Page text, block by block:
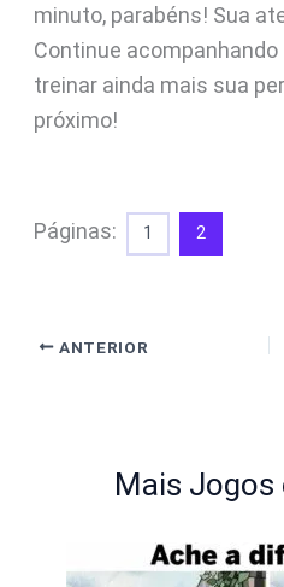
minuto, parabéns! Sua
Continue
treinar ainda mais sua
próximo!
Páginas: 1 2
ANTERIOR
Mais Jogos